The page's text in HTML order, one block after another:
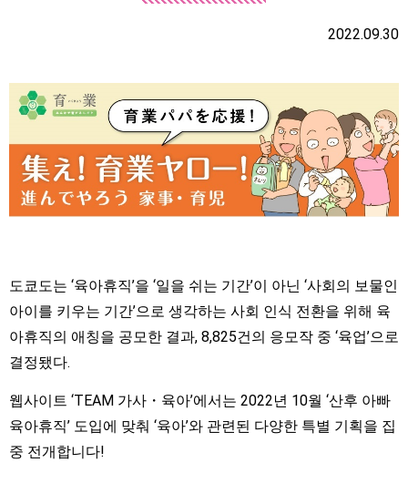
2022.09.30
도쿄도는 ‘육아휴직’을 ‘일을 쉬는 기간’이 아닌 ‘사회의 보물인
아이를 키우는 기간’으로 생각하는 사회 인식 전환을 위해 육
아휴직의 애칭을 공모한 결과, 8,825건의 응모작 중 ‘육업’으로
결정됐다.
웹사이트 ‘TEAM 가사・육아’에서는 2022년 10월 ‘산후 아빠
육아휴직’ 도입에 맞춰 ‘육아’와 관련된 다양한 특별 기획을 집
중 전개합니다!